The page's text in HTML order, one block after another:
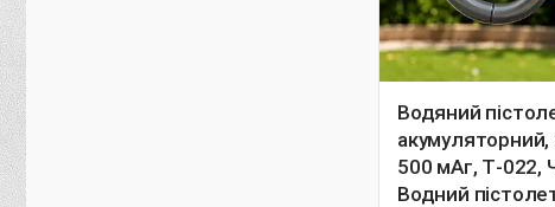
Водяний
500 мАг, Т-022,
Водний